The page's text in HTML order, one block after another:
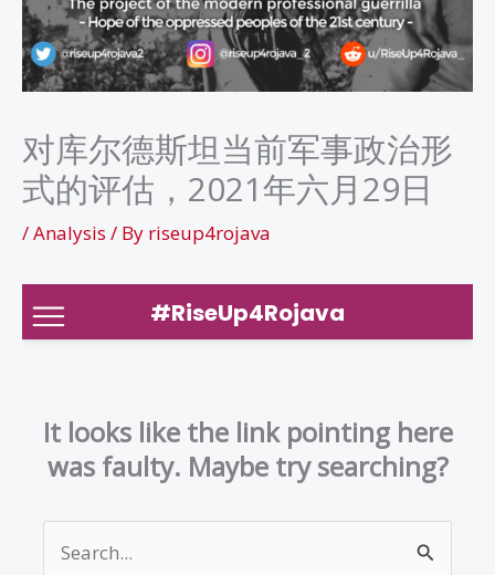
对库尔德斯坦当前军事政治形
式的评估，2021年六月29日
/Analysis / By riseup4rojava